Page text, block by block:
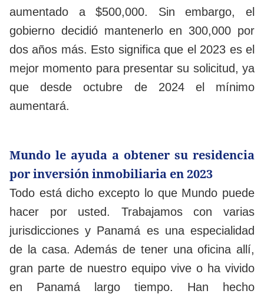
aumentado a $500,000. Sin embargo, el
gobierno decidió mantenerlo en 300,000 por
dos años más. Esto significa que el 2023 es el
mejor momento para presentar su solicitud, ya
que desde octubre de 2024 el mínimo
aumentará.
Mundo le ayuda a obtener su residencia
por inversión inmobiliaria en 2023
Todo está dicho excepto lo que Mundo puede
hacer por usted. Trabajamos con varias
jurisdicciones y Panamá es una especialidad
de la casa. Además de tener una oficina allí,
gran parte de nuestro equipo vive o ha vivido
en Panamá largo tiempo. Han hecho